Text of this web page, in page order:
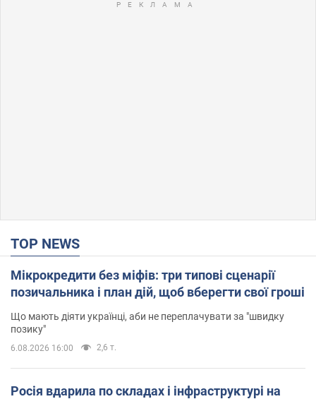
TOP NEWS
Мікрокредити без міфів: три типові сценарії
позичальника і план дій, щоб вберегти свої гроші
Що мають діяти українці, аби не переплачувати за "швидку
позику"
6.08.2026 16:00 2,6 т.
Росія вдарила по складах і інфраструктурі на